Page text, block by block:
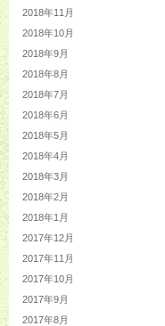
2018年11月
2018年10月
2018年9月
2018年8月
2018年7月
2018年6月
2018年5月
2018年4月
2018年3月
2018年2月
2018年1月
2017年12月
2017年11月
2017年10月
2017年9月
2017年8月